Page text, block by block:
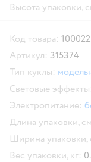
Высота упаковки,
Код товара:
Артикул: 315374
Тип куклы:
Световые эффекты:
Электропитание:
Длина упаковки,
Ширина упаковки,
Вес упаковки, кг: